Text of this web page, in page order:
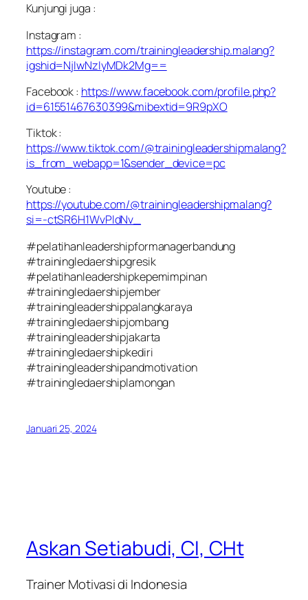
Kunjungi juga :
Instagram :
https://instagram.com/trainingleadership.malang?
igshid=NjIwNzIyMDk2Mg==
Facebook : https://www.facebook.com/profile.php?
id=61551467630399&mibextid=9R9pXO
Tiktok :
https://www.tiktok.com/@trainingleadershipmalang?
is_from_webapp=1&sender_device=pc
Youtube :
https://youtube.com/@trainingleadershipmalang?
si=-ctSR6H1WvPldNv_
#pelatihanleadershipformanagerbandung
#trainingledaershipgresik
#pelatihanleadershipkepemimpinan
#trainingledaershipjember
#trainingleadershippalangkaraya
#trainingledaershipjombang
#trainingleadershipjakarta
#trainingledaershipkediri
#trainingleadershipandmotivation
#trainingledaershiplamongan
Januari 25, 2024
Askan Setiabudi, CI, CHt
Trainer Motivasi di Indonesia